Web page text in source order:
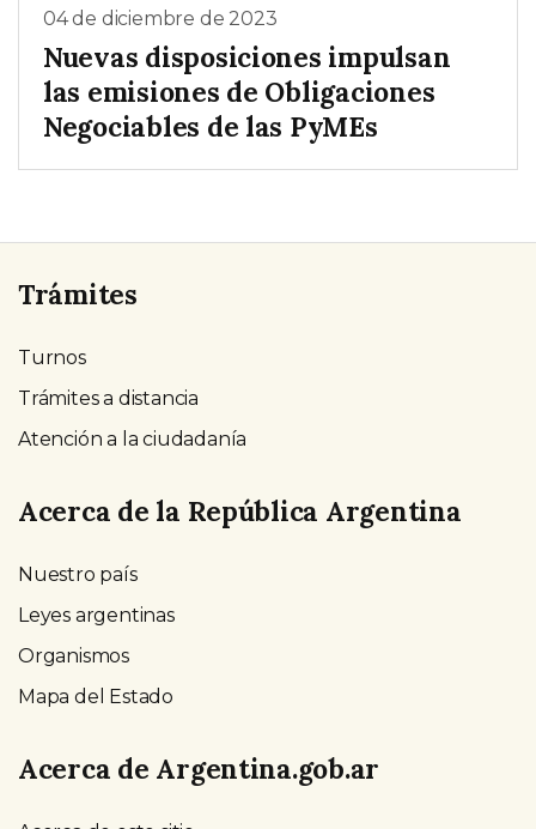
04 de diciembre de 2023
Nuevas disposiciones impulsan
las emisiones de Obligaciones
Negociables de las PyMEs
Trámites
Turnos
Trámites a distancia
Atención a la ciudadanía
Acerca de la República Argentina
Nuestro país
Leyes argentinas
Organismos
Mapa del Estado
Acerca de Argentina.gob.ar